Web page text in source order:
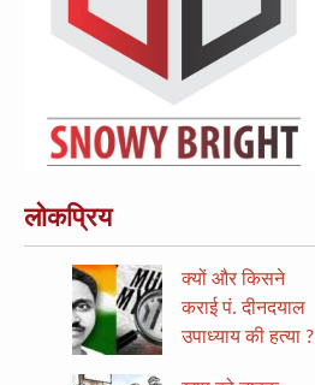
लोकप्रिय
क्यों और किसने
कराई पं. दीनदयाल
उपाध्याय की हत्या ?